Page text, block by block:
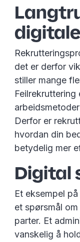
det er derfor
stiller mange
Derfor er
hvordan din
betydelig mer
Digital
Et eksempel
et spørsmål
parter. Et
vanskelig å